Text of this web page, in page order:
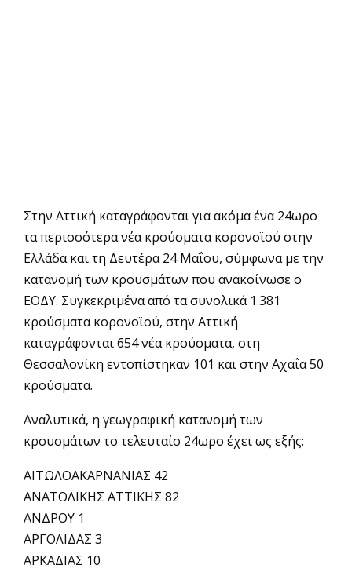
Στην Αττική καταγράφονται για ακόμα ένα 24ωρο
τα περισσότερα νέα κρούσματα κορονοϊού στην
Ελλάδα και τη Δευτέρα 24 Μαΐου, σύμφωνα με την
κατανομή των κρουσμάτων που ανακοίνωσε ο
ΕΟΔΥ. Συγκεκριμένα από τα συνολικά 1.381
κρούσματα κορονοϊού, στην Αττική
καταγράφονται 654 νέα κρούσματα, στη
Θεσσαλονίκη εντοπίστηκαν 101 και στην Αχαΐα 50
κρούσματα.
Αναλυτικά, η γεωγραφική κατανομή των
κρουσμάτων το τελευταίο 24ωρο έχει ως εξής:
ΑΙΤΩΛΟΑΚΑΡΝΑΝΙΑΣ 42
ΑΝΑΤΟΛΙΚΗΣ ΑΤΤΙΚΗΣ 82
ΑΝΔΡΟΥ 1
ΑΡΓΟΛΙΔΑΣ 3
ΑΡΚΑΔΙΑΣ 10